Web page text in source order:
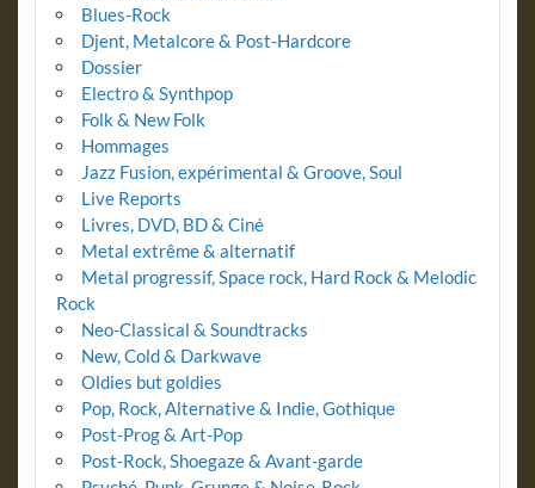
Blues-Rock
Djent, Metalcore & Post-Hardcore
Dossier
Electro & Synthpop
Folk & New Folk
Hommages
Jazz Fusion, expérimental & Groove, Soul
Live Reports
Livres, DVD, BD & Ciné
Metal extrême & alternatif
Metal progressif, Space rock, Hard Rock & Melodic
Rock
Neo-Classical & Soundtracks
New, Cold & Darkwave
Oldies but goldies
Pop, Rock, Alternative & Indie, Gothique
Post-Prog & Art-Pop
Post-Rock, Shoegaze & Avant-garde